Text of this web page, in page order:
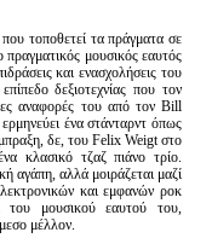
τοποθετεί τα πράγματα σε
πραγματικός μουσικός εαυτός
και ενασχολήσεις του
δεξιοτεχνίας που τον
αναφορές του από τον Bill
ένα στάνταρντ όπως
δε, του Felix Weigt στο
κλασικό τζαζ πιάνο τρίο.
αγάπη, αλλά μοιράζεται μαζί
και εμφανών ροκ
του μουσικού εαυτού του,
μέλλον.